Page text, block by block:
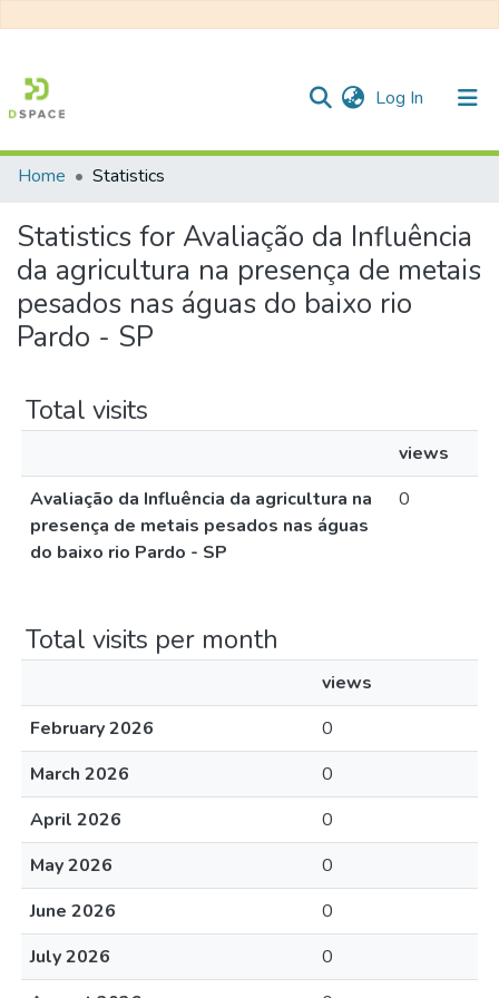
Log In (current)
All of DSpace
Home Statistics
Statistics for Avaliação da Influência
da agricultura na presença de metais
pesados nas águas do baixo rio
Pardo - SP
Total visits
views
Avaliação da Influência da agricultura na
presença de metais pesados nas águas
do baixo rio Pardo - SP
0
Total visits per month
views
February 2026
0
March 2026
0
April 2026
0
May 2026
0
June 2026
0
July 2026
0